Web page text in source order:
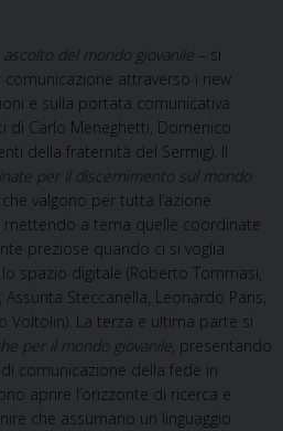
ascolto del mondo giovanile – si
attraverso i new
e sulla portata comunicativa
di Carlo Meneghetti, Domenico
della fraternità del Sermig). Il
per il discernimento sul mondo
valgono per tutta l’azione
mettendo a tema quelle coordinate
preziose quando ci si voglia
spazio digitale (Roberto Tommasi,
Steccanella, Leonardo Paris,
Voltolin). La terza e ultima parte si
per il mondo giovanile, presentando
comunicazione della fede in
aprire l’orizzonte di ricerca e
che assumano un linguaggio